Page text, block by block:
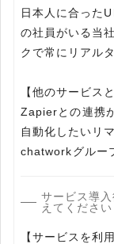
日本人に合った
の社員がいる当
クで常にリアル
【他のサービス
Zapierとの連携
自動化したいリ
chatworkグルー
サービス導
えてください
【サービスを利